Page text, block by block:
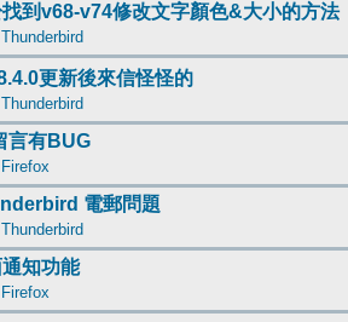
到v68-v74修改文字顏色&大小的方法
Thunderbird
更新後來信怪怪的
Thunderbird
言有BUG
Firefox
電郵問題
Thunderbird
知功能
Firefox